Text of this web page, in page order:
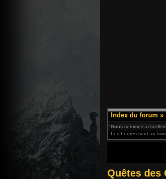
Index du forum »
Nous sommes
Les heures sont au
Quêtes des